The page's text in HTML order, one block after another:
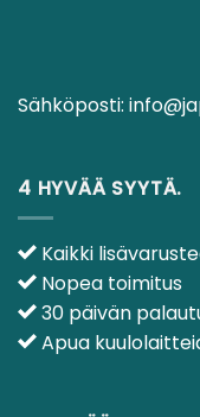
Sähköposti:
4 HYVÄÄ SYYTÄ.
Kaikki
Nopea toimitus
30 päivän
Apua